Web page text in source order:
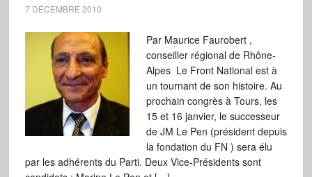
7 DÉCEMBRE 2010
Par Maurice Faurobert ,
conseiller régional de Rhône-
Alpes Le Front National est à
un tournant de son histoire. Au
prochain congrès à Tours, les
15 et 16 janvier, le successeur
de JM Le Pen (président depuis
la fondation du FN ) sera élu
par les adhérents du Parti. Deux Vice-Présidents sont